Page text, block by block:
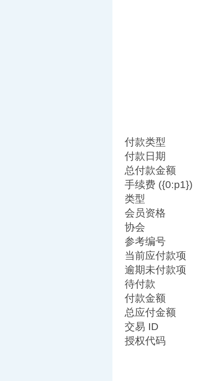
付款类型
付款日期
总付款金额
手续费 ({0:p1})
类型
会员资格
协会
参考编号
当前应付款项
逾期未付款项
待付款
付款金额
总应付金额
交易 ID
授权代码